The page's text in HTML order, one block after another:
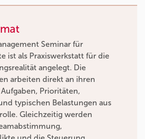
Seminar für
ist als Praxiswerkstatt für die
angelegt. Die
arbeiten direkt an ihren
Prioritäten,
typischen Belastungen aus
Gleichzeitig werden